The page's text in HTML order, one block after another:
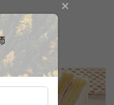
治。